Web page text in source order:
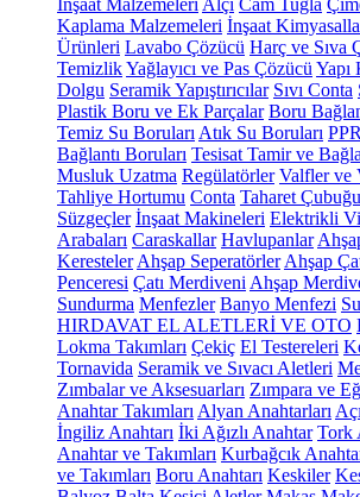
İnşaat Malzemeleri Alçı Cam Tuğla
Kaplama Malzemeleri İnşaat
Ürünleri Lavabo Çözücü Harç ve Sıva
TemizlikYağlayıcı ve Pas Çözücü Yapı
Dolgu Seramik Yapıştırıcılar Sıvı Conta
Plastik Boru ve Ek Parçalar Boru
Temiz Su Boruları Atık Su Boruları
Bağlantı Boruları Tesisat Tamir ve
Musluk Uzatma Regülatörler Valfler ve
Tahliye Hortumu Conta Taharet Çubuğu
Süzgeçler İnşaat Makineleri Elektrikli
Arabaları Caraskallar Havlupanlar
Keresteler Ahşap Seperatörler Ahşap
Penceresi Çatı Merdiveni Ahşap
Sundurma Menfezler Banyo Menfezi
HIRDAVAT EL ALETLERİ VE OTO
Lokma Takımları Çekiç El Testereleri
Tornavida Seramik ve Sıvacı Aletleri
Zımbalar ve Aksesuarları Zımpara ve
Anahtar Takımları Alyan Anahtarları
İngiliz Anahtarı İki Ağızlı Anahtar Tork
Anahtar ve Takımları Kurbağcık
ve Takımları Boru Anahtarı Keskiler